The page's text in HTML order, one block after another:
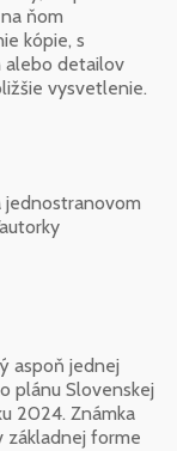
ňom
kópie, s
alebo detailov
vysvetlenie.
jednostranovom
aspoň jednej
plánu Slovenskej
2024. Známka
základnej forme